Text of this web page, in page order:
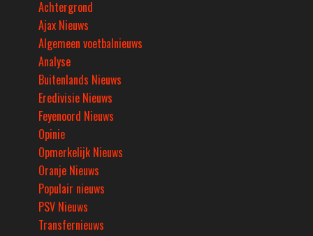
Achtergrond
Ajax Nieuws
Algemeen voetbalnieuws
Analyse
Buitenlands Nieuws
Eredivisie Nieuws
Feyenoord Nieuws
Opinie
Opmerkelijk Nieuws
Oranje Nieuws
Populair nieuws
PSV Nieuws
Transfernieuws